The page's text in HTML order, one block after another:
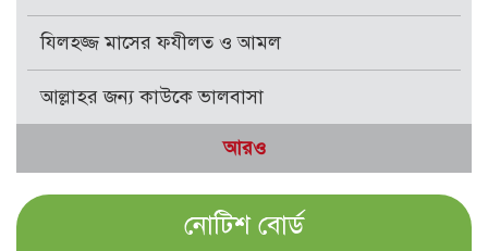
যিলহজ্জ মাসের ফযীলত ও আমল
আল্লাহর জন্য কাউকে ভালবাসা
আরও
নোটিশ বোর্ড